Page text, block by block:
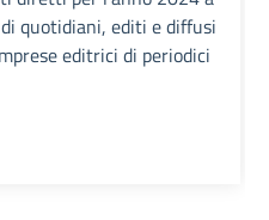
quotidiani, editi e diffusi
editrici di periodici